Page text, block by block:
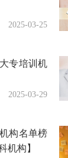
2025-03-25
专培训机
2025-03-29
构名单榜
机构】